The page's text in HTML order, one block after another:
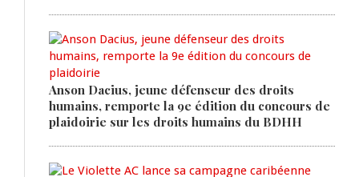
Anson Dacius, jeune défenseur des droits
humains, remporte la 9e édition du concours de
plaidoirie sur les droits humains du BDHH